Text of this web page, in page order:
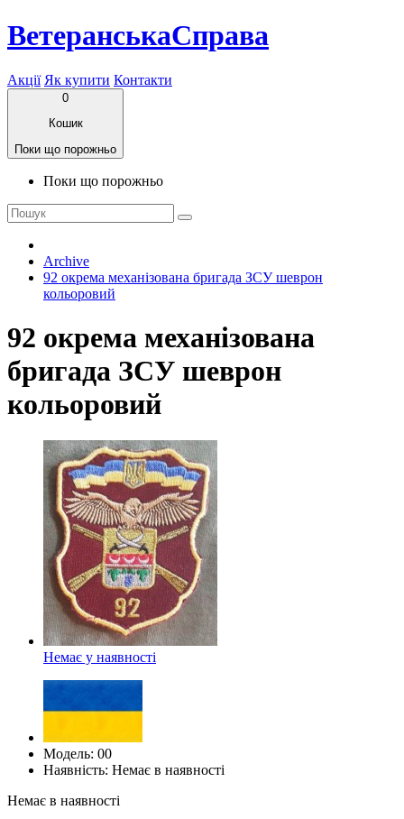
ВетеранськаСправа
Акції Як купити Контакти
0
Кошик
Поки що порожньо
Поки що порожньо
Archive
92 окрема механізована бригада ЗСУ шеврон
кольоровий
92 окрема механізована
бригада ЗСУ шеврон
кольоровий
Немає у наявності
Модель: 00
Наявність: Немає в наявності
Немає в наявності